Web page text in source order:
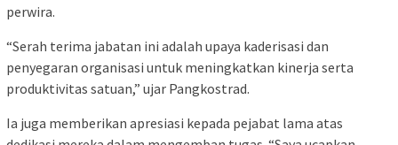
perwira.
“Serah terima jabatan ini adalah upaya kaderisasi dan
penyegaran organisasi untuk meningkatkan kinerja serta
produktivitas satuan,” ujar Pangkostrad.
Ia juga memberikan apresiasi kepada pejabat lama atas